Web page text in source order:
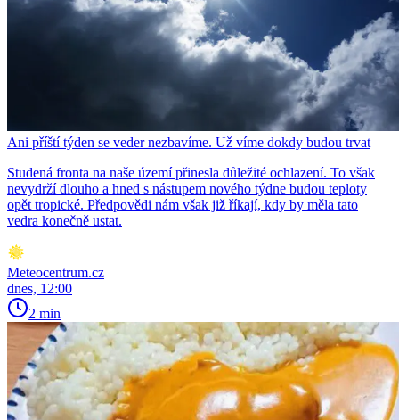
Ani příští týden se veder nezbavíme. Už víme dokdy budou trvat
Studená fronta na naše území přinesla důležité ochlazení. To však
nevydrží dlouho a hned s nástupem nového týdne budou teploty
opět tropické. Předpovědi nám však již říkají, kdy by měla tato
vedra konečně ustat.
Meteocentrum.cz
dnes, 12:00
2 min